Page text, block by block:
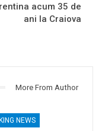
acum 35 de
ani la Craiova
More From Author
NEWS